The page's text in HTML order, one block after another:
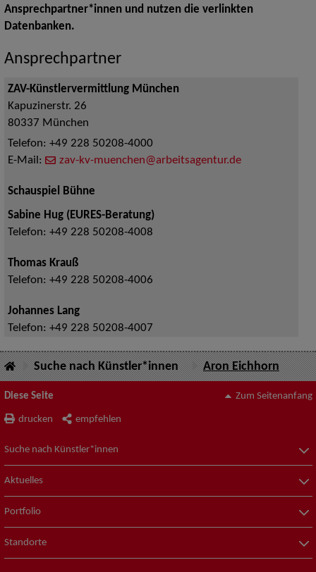
Ansprechpartner*innen und nutzen die verlinkten
Datenbanken.
Ansprechpartner
ZAV-Künstlervermittlung München
Kapuzinerstr. 26
80337 München
Telefon: +49 228 50208-4000
E-Mail:
zav-kv-muenchen@arbeitsagentur.de
Schauspiel Bühne
Sabine Hug (EURES-Beratung)
Telefon: +49 228 50208-4008
Thomas Krauß
Telefon: +49 228 50208-4006
Johannes Lang
Telefon: +49 228 50208-4007
Suche nach Künstler*innen Aron Eichhorn
Diese Seite
drucken empfehlen
Zum Seitenanfang
Suche nach Künstler*innen
Aktuelles
Portfolio
Standorte